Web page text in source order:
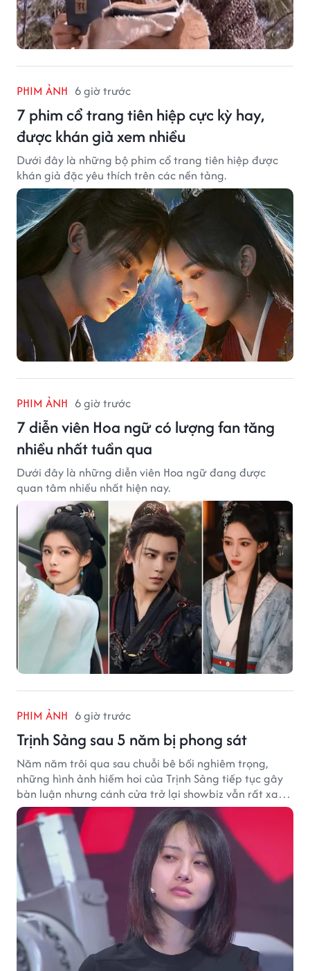
PHIM ẢNH 6 giờ trước
7 phim cổ trang tiên hiệp cực kỳ hay,
được khán giả xem nhiều
Dưới đây là những bộ phim cổ trang tiên hiệp được
khán giả đặc yêu thích trên các nền tảng.
PHIM ẢNH 6 giờ trước
7 diễn viên Hoa ngữ có lượng fan tăng
nhiều nhất tuần qua
Dưới đây là những diễn viên Hoa ngữ đang được
quan tâm nhiều nhất hiện nay.
PHIM ẢNH 6 giờ trước
Trịnh Sảng sau 5 năm bị phong sát
Năm năm trôi qua sau chuỗi bê bối nghiêm trọng,
những hình ảnh hiếm hoi của Trịnh Sảng tiếp tục gây
bàn luận nhưng cánh cửa trở lại showbiz vẫn rất xa
vời.